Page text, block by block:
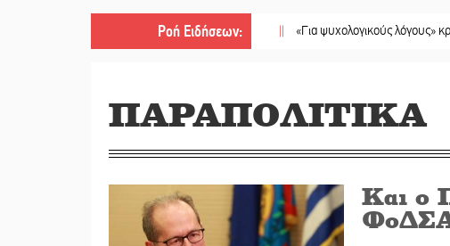
Ροή Ειδήσεων:
|| «Για ψυχολογικούς λόγους» κρατούσε τον
ΠΑΡΑΠΟΛΙΤΙΚΑ
Και ο
ΦοΔΣΑ